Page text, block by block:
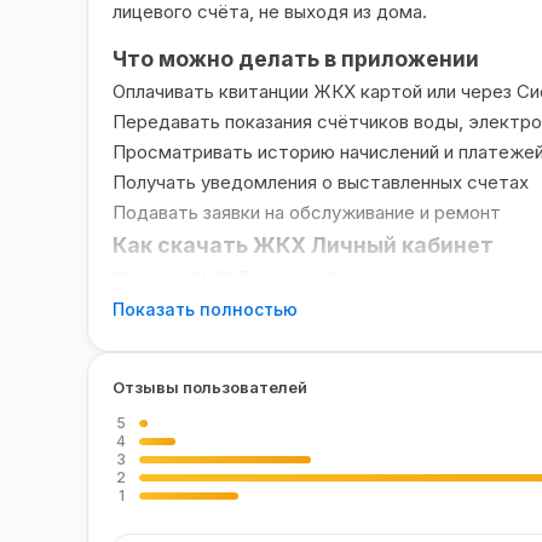
лицевого счёта, не выходя из дома.
Что можно делать в приложении
Оплачивать квитанции ЖКХ картой или через
Передавать показания счётчиков воды,
Просматривать историю начислений и платежей
Получать уведомления о выставленных счетах
Подавать заявки на обслуживание и ремонт
Как скачать ЖКХ Личный кабинет
магазин в зависимости от вашего устройства.
Частые вопросы
Безопасны ли платежи?
адресов можно добавить?
Показать полностью
Отзывы пользователей
5
4
3
2
1